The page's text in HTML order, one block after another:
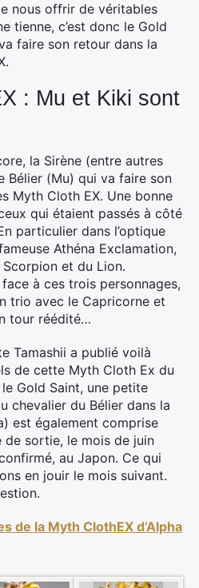
nous offrir de véritables
tienne, c’est donc le Gold
faire son retour dans la
: Mu et Kiki sont
la Sirène (entre autres
Bélier (Mu) qui va faire son
Myth Cloth EX. Une bonne
qui étaient passés à côté
particulier dans l’optique
Athéna Exclamation,
et du Lion.
face à ces trois personnages,
trio avec le Capricorne et
tour réédité…
Tamashii a publié voilà
de cette Myth Cloth Ex du
le Gold Saint, une petite
chevalier du Bélier dans la
est également comprise
sortie, le mois de juin
au Japon. Ce qui
en jouir le mois suivant.
de la Myth ClothEX d’Alpha